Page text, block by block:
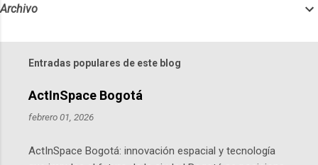
Archivo
Entradas populares de este blog
ActInSpace Bogotá
febrero 01, 2026
ActInSpace Bogotá: innovación espacial y tecnología